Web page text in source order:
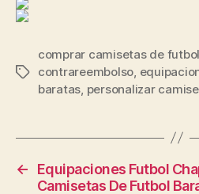
Etiquetas
comprar camisetas de
contrareembolso
baratas personalizar
←
Equipaciones Futbol
Camisetas De Futbol